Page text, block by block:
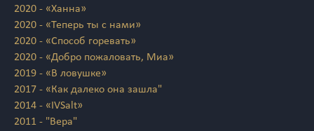
2020 - «Ханна»
2020 - «Теперь ты с нами»
2020 - «Способ горевать»
2020 - «Добро пожаловать, Миа»
2019 - «В ловушке»
2017 - «Как далеко она зашла"
2014 - «IVSalt»
2011 - "Вера"